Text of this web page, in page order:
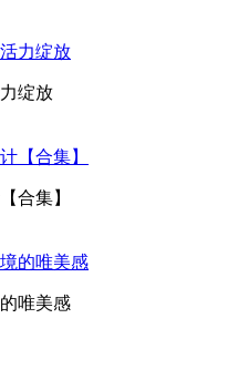
绽放
合集】
唯美感